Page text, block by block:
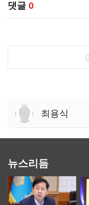
댓글 0
최용식
뉴스리듬